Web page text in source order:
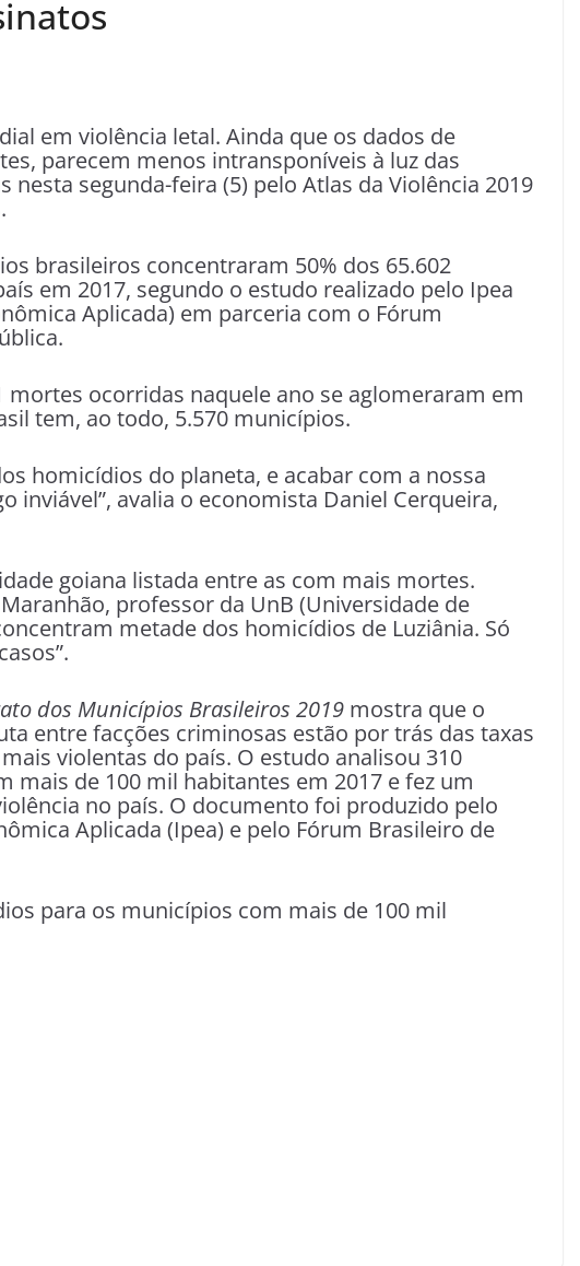
em violência letal. Ainda que os dados de
parecem menos intransponíveis à luz das
nesta segunda-feira (5) pelo Atlas da Violência 2019
brasileiros concentraram 50% dos 65.602
em 2017, segundo o estudo realizado pelo Ipea
Aplicada) em parceria com o Fórum
mortes ocorridas naquele ano se aglomeraram em
tem, ao todo, 5.570 municípios.
homicídios do planeta, e acabar com a nossa
inviável”, avalia o economista Daniel Cerqueira,
goiana listada entre as com mais mortes.
professor da UnB (Universidade de
metade dos homicídios de Luziânia. Só
dos Municípios Brasileiros 2019 mostra que o
entre facções criminosas estão por trás das taxas
violentas do país. O estudo analisou 310
mais de 100 mil habitantes em 2017 e fez um
no país. O documento foi produzido pelo
Aplicada (Ipea) e pelo Fórum Brasileiro de
para os municípios com mais de 100 mil